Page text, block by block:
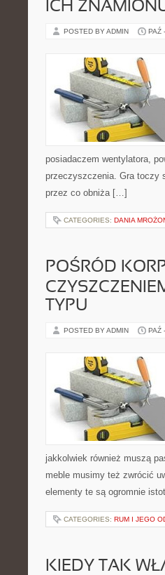
ICH
POSTED BY ADMIN PAŹ
posiadaczem wentylatora,
przeczyszczenia. Gra toczy
przez co obniża […]
CATEGORIES: DANIA
POŚRÓD
TYPU
POSTED BY ADMIN PAŹ
jakkolwiek również muszą
meble musimy też zwrócić
elementy te są ogromnie
CATEGORIES: RUM I JEGO
KIEDY TAK